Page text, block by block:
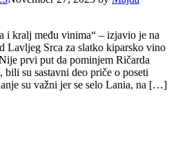
i kralj među vinima“ – izjavio je na
Lavljeg Srca za slatko kiparsko vino
prvi put da pominjem Ričarda
su sastavni deo priče o poseti
su važni jer se selo Lania, na […]